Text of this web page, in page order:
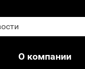
О компании